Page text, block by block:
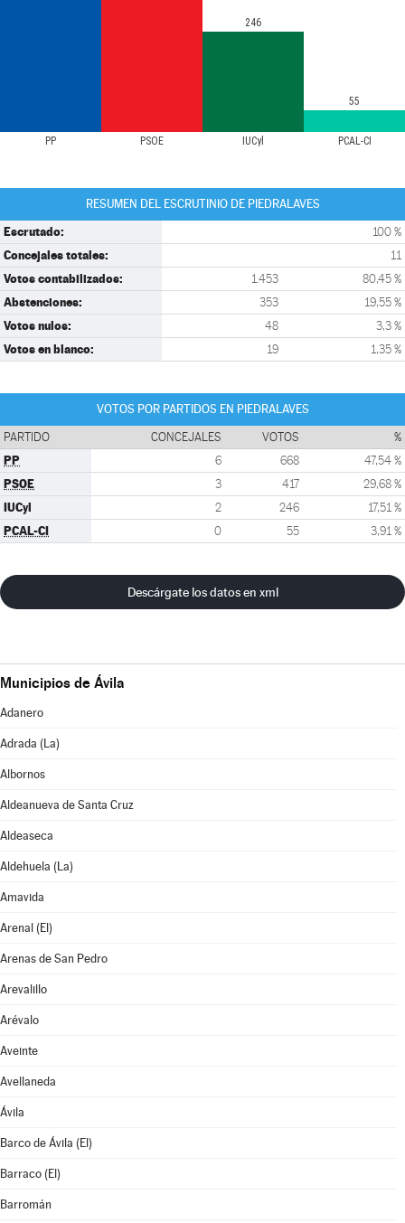
PP PSOE IUCyl PCAL-CI
246
55
RESUMEN DEL ESCRUTINIO DE PIEDRALAVES
Escrutado: 100 %
Concejales totales: 11
Votos contabilizados: 1.453 80,45 %
Abstenciones: 353 19,55 %
Votos nulos: 48 3,3 %
Votos en blanco: 19 1,35 %
VOTOS POR PARTIDOS EN PIEDRALAVES
PARTIDO CONCEJALES VOTOS %
PP 6 668 47,54 %
PSOE 3 417 29,68 %
IUCyl 2 246 17,51 %
PCAL-CI 0 55 3,91 %
Descárgate los datos en xml
Municipios de Ávila
Adanero
Adrada (La)
Albornos
Aldeanueva de Santa Cruz
Aldeaseca
Aldehuela (La)
Amavida
Arenal (El)
Arenas de San Pedro
Arevalillo
Arévalo
Aveinte
Avellaneda
Ávila
Barco de Ávila (El)
Barraco (El)
Barromán